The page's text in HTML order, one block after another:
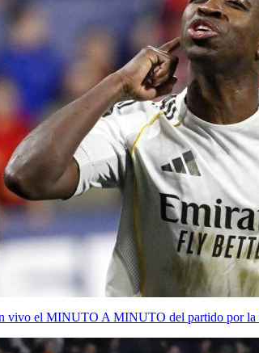
vivo el MINUTO A MINUTO del partido por la